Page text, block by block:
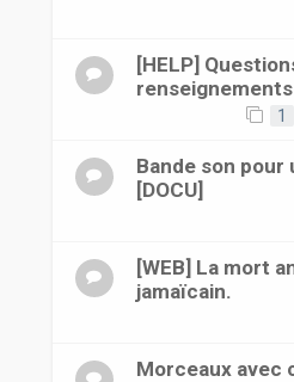
[HELP]
1
Bande son pour
[DOCU]
[WEB] La mort
jamaïcain.
Morceaux avec